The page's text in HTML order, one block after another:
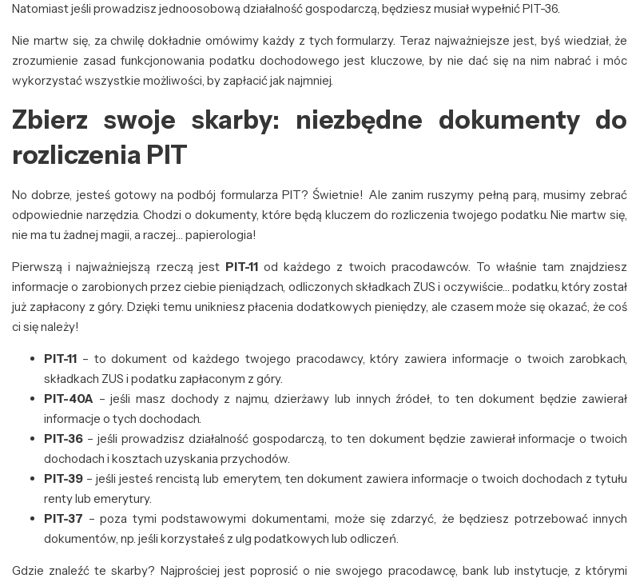
Natomiast jeśli prowadzisz jednoosobową działalność gospodarczą, będziesz musiał wypełnić PIT-36.
Nie martw się, za chwilę dokładnie omówimy każdy z tych formularzy. Teraz najważniejsze jest, byś wiedział, że
zrozumienie zasad funkcjonowania podatku dochodowego jest kluczowe, by nie dać się na nim nabrać i móc
wykorzystać wszystkie możliwości, by zapłacić jak najmniej.
Zbierz swoje skarby: niezbędne dokumenty do
rozliczenia PIT
No dobrze, jesteś gotowy na podbój formularza PIT? Świetnie! Ale zanim ruszymy pełną parą, musimy zebrać
odpowiednie narzędzia. Chodzi o dokumenty, które będą kluczem do rozliczenia twojego podatku. Nie martw się,
nie ma tu żadnej magii, a raczej… papierologia!
Pierwszą i najważniejszą rzeczą jest PIT-11od każdego z twoich pracodawców. To właśnie tam znajdziesz
informacje o zarobionych przez ciebie pieniądzach, odliczonych składkach ZUS i oczywiście… podatku, który został
już zapłacony z góry. Dzięki temu unikniesz płacenia dodatkowych pieniędzy, ale czasem może się okazać, że coś
ci się należy!
PIT-11 – to dokument od każdego twojego pracodawcy, który zawiera informacje o twoich zarobkach,
składkach ZUS i podatku zapłaconym z góry.
PIT-40A – jeśli masz dochody z najmu, dzierżawy lub innych źródeł, to ten dokument będzie zawierał
informacje o tych dochodach.
PIT-36 – jeśli prowadzisz działalność gospodarczą, to ten dokument będzie zawierał informacje o twoich
dochodach i kosztach uzyskania przychodów.
PIT-39 – jeśli jesteś rencistą lub emerytem, ten dokument zawiera informacje o twoich dochodach z tytułu
renty lub emerytury.
PIT-37 – poza tymi podstawowymi dokumentami, może się zdarzyć, że będziesz potrzebować innych
dokumentów, np. jeśli korzystałeś z ulg podatkowych lub odliczeń.
Gdzie znaleźć te skarby? Najprościej jest poprosić o nie swojego pracodawcę, bank lub instytucje, z którymi